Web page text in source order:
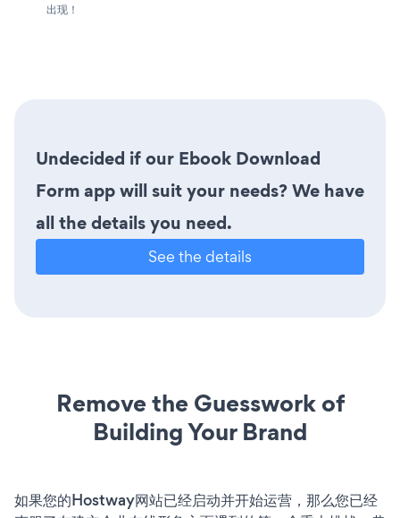
出现！
Undecided if our Ebook Download
Form app will suit your needs? We have
all the details you need.
See the details
Remove the Guesswork of
Building Your Brand
如果您的Hostway网站已经启动并开始运营，那么您已经